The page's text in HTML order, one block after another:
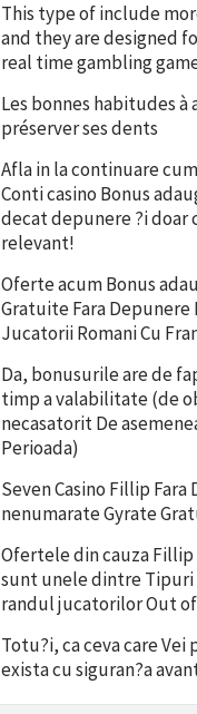
This type of include
and they are designed
real time gambling
Les bonnes habitudes
préserver ses dents
Afla in la continuare
Conti casino Bonus
decat depunere ?i doar
relevant!
Oferte acum Bonus
Gratuite Fara Depunere
Jucatorii Romani Cu
Da, bonusurile are de
timp a valabilitate (de
necasatorit De
Perioada)
Seven Casino Fillip Fara
nenumarate Gyrate
Ofertele din cauza
sunt unele dintre Tipuri
randul jucatorilor Out
Totu?i, ca ceva care Vei
exista cu siguran?a